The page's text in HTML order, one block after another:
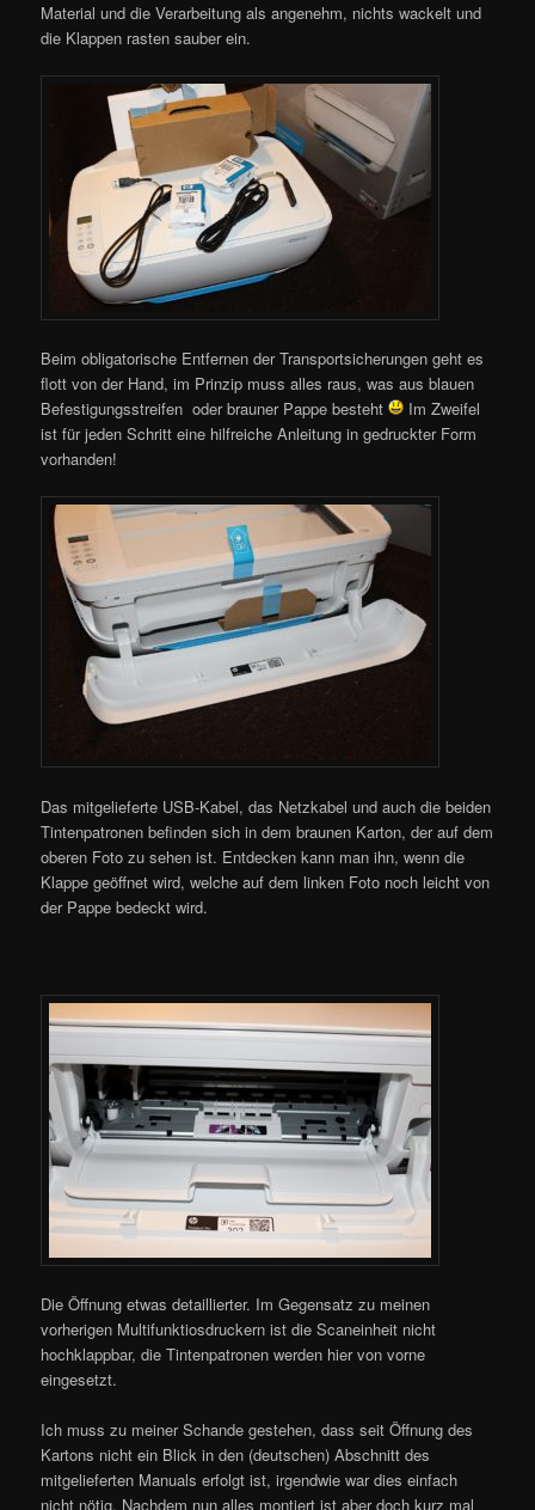
Material und die Verarbeitung als angenehm, nichts wackelt und
die Klappen rasten sauber ein.
Beim obligatorische Entfernen der Transportsicherungen geht es
flott von der Hand, im Prinzip muss alles raus, was aus blauen
Befestigungsstreifen oder brauner Pappe besteht
Im Zweifel
ist für jeden Schritt eine hilfreiche Anleitung in gedruckter Form
vorhanden!
Das mitgelieferte USB-Kabel, das Netzkabel und auch die beiden
Tintenpatronen befinden sich in dem braunen Karton, der auf dem
oberen Foto zu sehen ist. Entdecken kann man ihn, wenn die
Klappe geöffnet wird, welche auf dem linken Foto noch leicht von
der Pappe bedeckt wird.
Die Öffnung etwas detaillierter. Im Gegensatz zu meinen
vorherigen Multifunktiosdruckern ist die Scaneinheit nicht
hochklappbar, die Tintenpatronen werden hier von vorne
eingesetzt.
Ich muss zu meiner Schande gestehen, dass seit Öffnung des
Kartons nicht ein Blick in den (deutschen) Abschnitt des
mitgelieferten Manuals erfolgt ist, irgendwie war dies einfach
nicht nötig. Nachdem nun alles montiert ist aber doch kurz mal